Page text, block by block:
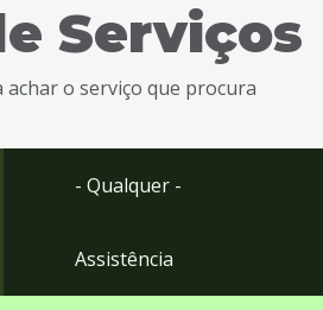
Serviços
o serviço que procura
- Qualquer -
Assistência